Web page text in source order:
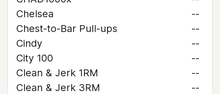
Chelsea
--
Chest-to-Bar Pull-ups
--
Cindy
--
City 100
--
Clean & Jerk 1RM
--
Clean & Jerk 3RM
--